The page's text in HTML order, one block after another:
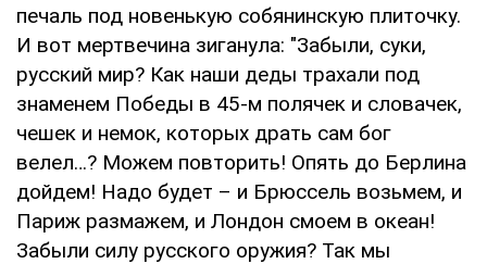
печаль под новенькую собянинскую плиточку.
И вот мертвечина зиганула: "Забыли, суки,
русский мир? Как наши деды трахали под
знаменем Победы в 45-м полячек и словачек,
чешек и немок, которых драть сам бог
велел…? Можем повторить! Опять до Берлина
дойдем! Надо будет – и Брюссель возьмем, и
Париж размажем, и Лондон смоем в океан!
Забыли силу русского оружия? Так мы